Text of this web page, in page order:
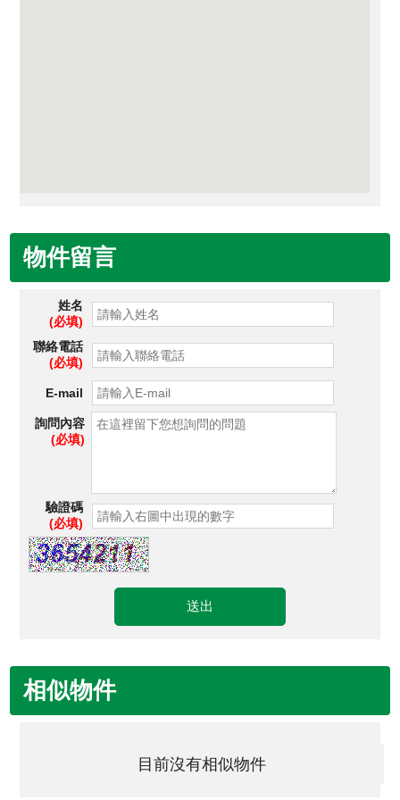
物件留言
姓名
(必填)
聯絡電話
(必填)
E-mail
詢問內容
(必填)
驗證碼
(必填)
相似物件
目前沒有相似物件